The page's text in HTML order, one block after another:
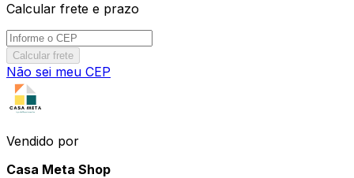
Calcular frete e prazo
Calcular frete
Não sei meu CEP
Vendido por
Casa Meta Shop